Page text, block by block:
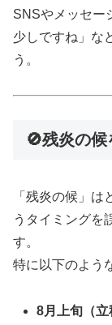
SNSやメッセー
少しですね」な
う。
🚫残炎の
「残炎の候」
うタイミングを
す。
特に以下のよう
8月上旬（